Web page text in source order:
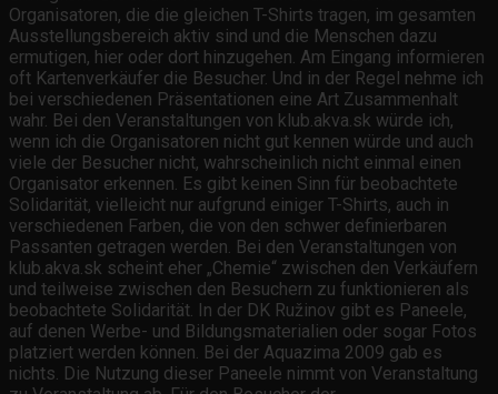
Organisatoren, die die gleichen T-Shirts tragen, im gesamten
Ausstellungsbereich aktiv sind und die Menschen dazu
ermutigen, hier oder dort hinzugehen. Am Eingang informieren
oft Kartenverkäufer die Besucher. Und in der Regel nehme ich
bei verschiedenen Präsentationen eine Art Zusammenhalt
wahr. Bei den Veranstaltungen von klub.akva.sk würde ich,
wenn ich die Organisatoren nicht gut kennen würde und auch
viele der Besucher nicht, wahrscheinlich nicht einmal einen
Organisator erkennen. Es gibt keinen Sinn für beobachtete
Solidarität, vielleicht nur aufgrund einiger T-Shirts, auch in
verschiedenen Farben, die von den schwer definierbaren
Passanten getragen werden. Bei den Veranstaltungen von
klub.akva.sk scheint eher „Chemie“ zwischen den Verkäufern
und teilweise zwischen den Besuchern zu funktionieren als
beobachtete Solidarität. In der DK Ružinov gibt es Paneele,
auf denen Werbe- und Bildungsmaterialien oder sogar Fotos
platziert werden können. Bei der Aquazima 2009 gab es
nichts. Die Nutzung dieser Paneele nimmt von Veranstaltung